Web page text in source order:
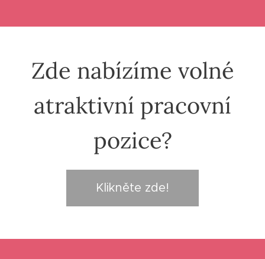
Zde nabízíme volné
atraktivní pracovní
pozice?
Klikněte zde!